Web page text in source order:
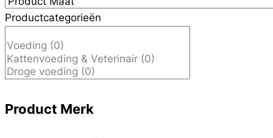
productpagina
Productcategorieën
Product Merk